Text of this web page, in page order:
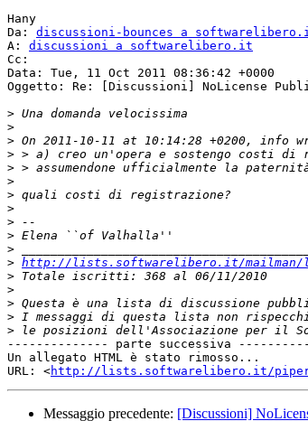
Hany
Da: discussioni-bounces a
A: discussioni a softwarelibero.it
Cc:
Data: Tue, 11 Oct 2011 08:36:42 +0000
Oggetto: Re: [Discussioni] NoLicense
>
>
>
>
>
>
>
>
>
>
>
> http://lists.softwarelibero.it/
>
>
>
>
>
-------------- parte successiva
Un allegato HTML è stato rimosso...
URL: <http://lists.softwarelibero.it/
Messaggio precedente: [Discussioni]